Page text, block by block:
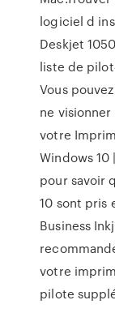
logiciel d
Deskjet
liste de
Vous
ne
votre
Windows
pour savoir
10 sont pris
Business
votre
pilote